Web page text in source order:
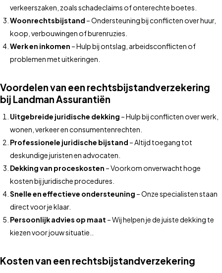
verkeerszaken, zoals schadeclaims of onterechte boetes.
Woonrechtsbijstand – Ondersteuning bij conflicten over huur,
koop, verbouwingen of burenruzies.
Werk en inkomen – Hulp bij ontslag, arbeidsconflicten of
problemen met uitkeringen.
Voordelen van een rechtsbijstandverzekering
bij Landman Assurantiën
Uitgebreide juridische dekking – Hulp bij conflicten over werk,
wonen, verkeer en consumentenrechten.
Professionele juridische bijstand – Altijd toegang tot
deskundige juristen en advocaten.
Dekking van proceskosten – Voorkom onverwacht hoge
kosten bij juridische procedures.
Snelle en effectieve ondersteuning – Onze specialisten staan
direct voor je klaar.
Persoonlijk advies op maat – Wij helpen je de juiste dekking te
kiezen voor jouw situatie..
Kosten van een rechtsbijstandverzekering